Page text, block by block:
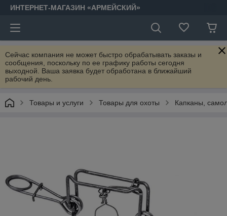
ИНТЕРНЕТ-МАГАЗИН «АРМЕЙСКИЙ»
Сейчас компания не может быстро обрабатывать заказы и
сообщения, поскольку по ее графику работы сегодня
выходной. Ваша заявка будет обработана в ближайший
рабочий день.
Товары и услуги Товары для охоты Капканы,